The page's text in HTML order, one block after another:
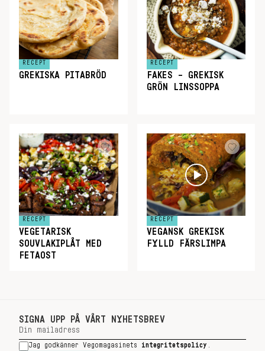
RECEPT
GREKISKA PITABRÖD
RECEPT
FAKES – GREKISK
GRÖN LINSSOPPA
RECEPT
VEGETARISK
SOUVLAKIPLÅT MED
FETAOST
RECEPT
VEGANSK GREKISK
FYLLD FÄRSLIMPA
SIGNA UPP PÅ VÅRT NYHETSBREV
Jag godkänner Vegomagasinets integritetspolicy